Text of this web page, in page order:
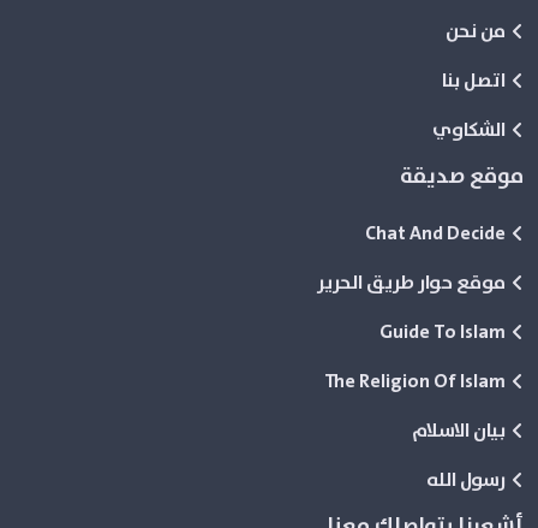
من نحن
اتصل بنا
الشكاوي
موقع صديقة
Chat And Decide
موقع حوار طريق الحرير
Guide To Islam
The Religion Of Islam
بيان الاسلام
رسول الله